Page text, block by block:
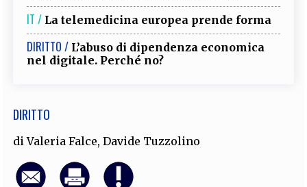
IT / La telemedicina europea prende forma
DIRITTO / L’abuso di dipendenza economica
nel digitale. Perché no?
DIRITTO
diValeria Falce,Davide Tuzzolino